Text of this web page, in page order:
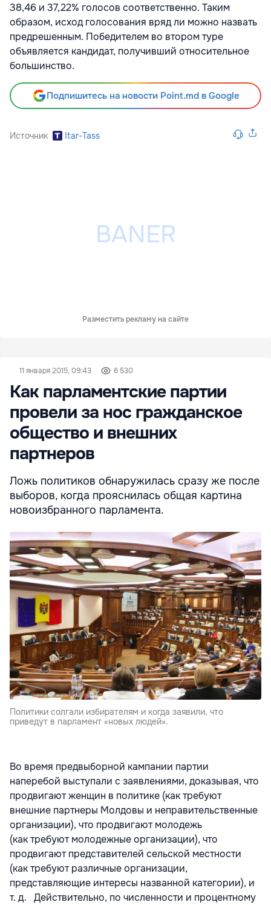
38,46 и 37,22% голосов соответственно. Таким
образом, исход голосования вряд ли можно назвать
предрешенным. Победителем во втором туре
объявляется кандидат, получивший относительное
большинство.
Подпишитесь на новости Point.md в Google
Источник Itar-Tass
Разместить рекламу на сайте
11 января 2015, 09:43 6 530
Как парламентские партии
провели за нос гражданское
общество и внешних
партнеров
Ложь политиков обнаружилась сразу же после
выборов, когда прояснилась общая картина
новоизбранного парламента.
Политики солгали избирателям и когда заявили, что
приведут в парламент «новых людей».
Во время предвыборной кампании партии
наперебой выступали с заявлениями, доказывая, что
продвигают женщин в политике (как требуют
внешние партнеры Молдовы и неправительственные
организации), что продвигают молодежь
(как требуют молодежные организации), что
продвигают представителей сельской местности
(как требуют различные организации,
представляющие интересы названной категории), и
т. д. Действительно, по численности и процентному